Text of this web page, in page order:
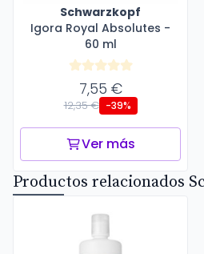
Schwarzkopf
Igora Royal Absolutes -
60 ml
7,55 €
12,35 € -39%
Ver más
Productos relacionados